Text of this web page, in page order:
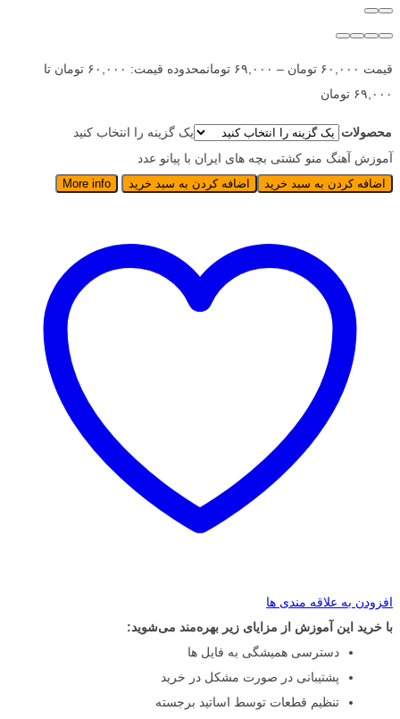
قیمت ۶۰,۰۰۰ تومان – ۶۹,۰۰۰ تومان
محدوده قیمت: ۶۰,۰۰۰ تومان تا
۶۹,۰۰۰ تومان
محصولات
یک گزینه را انتخاب کنید
آموزش آهنگ منو کشتی بچه های ایران با پیانو عدد
اضافه کردن به سبد خرید اضافه کردن به سبد خرید More info
افزودن به علاقه مندی ها
با خرید این آموزش از مزایای زیر بهره‌مند می‌شوید:
دسترسی همیشگی به فایل ها
پشتیبانی در صورت مشکل در خرید
تنظیم قطعات توسط اساتید برجسته